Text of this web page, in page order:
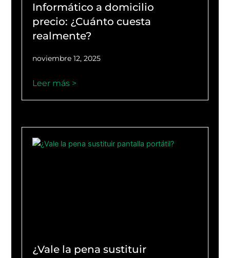
Informático a domicilio
precio: ¿Cuánto cuesta
realmente?
noviembre 12, 2025
Leer más >
¿Vale la pena sustituir